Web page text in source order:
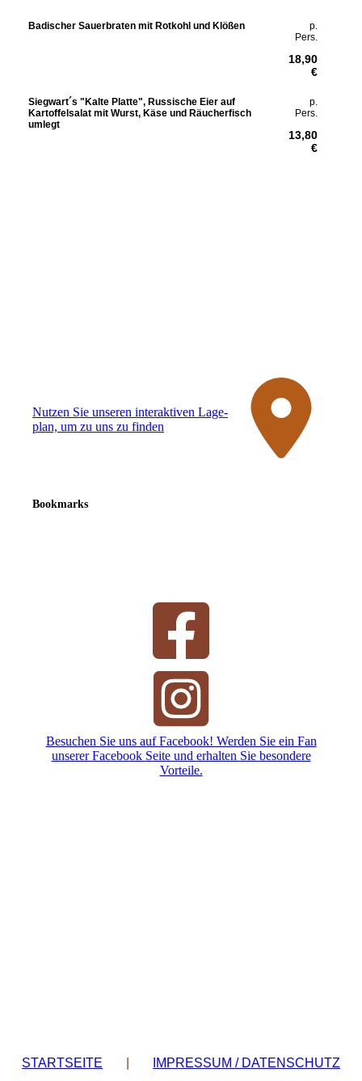
Badischer Sauerbraten mit Rotkohl und Klößen
p.
Pers.
18,90
€
Siegwart´s "Kalte Platte", Russische Eier auf
Kartoffelsalat mit Wurst, Käse und Räucherfisch
umlegt
p.
Pers.
13,80
€
Nutzen Sie unseren interaktiven La­ge­
plan, um zu uns zu finden
Bookmarks
Besuchen Sie uns auf Facebook! Werden Sie ein Fan
unserer Facebook Seite und erhalten Sie besondere
Vorteile.
STARTSEITE IMPRESSUM / DATENSCHUTZ